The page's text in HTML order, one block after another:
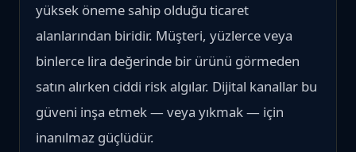
yüksek öneme sahip olduğu ticaret
alanlarından biridir. Müşteri, yüzlerce veya
binlerce lira değerinde bir ürünü görmeden
satın alırken ciddi risk algılar. Dijital kanallar bu
güveni inşa etmek — veya yıkmak — için
inanılmaz güçlüdür.